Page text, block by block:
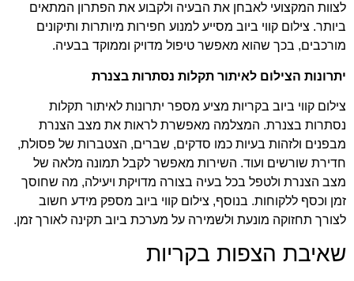
לצוות המקצועי לאבחן את הבעיה ולקבוע את הפתרון המתאים
ביותר. צילום קווי ביוב מסייע למנוע חפירות מיותרות ותיקונים
מורכבים, בכך שהוא מאפשר טיפול מדויק וממוקד בבעיה.
יתרונות הצילום לאיתור תקלות נסתרות בצנרת
צילום קווי ביוב בקריות מציע מספר יתרונות לאיתור תקלות
נסתרות בצנרת. המצלמה מאפשרת לראות את מצב הצנרת
מבפנים ולזהות בעיות כמו סדקים, שברים, הצטברות של פסולת,
חדירת שורשים ועוד. השירות מאפשר לקבל תמונה מלאה של
מצב הצנרת ולטפל בכל בעיה בצורה מדויקת ויעילה, מה שחוסך
זמן וכסף ללקוחות. בנוסף, צילום קווי ביוב מספק מידע חשוב
לצורך תחזוקה מונעת ולשמירה על מערכת ביוב תקינה לאורך זמן.
שאיבת הצפות בקריות